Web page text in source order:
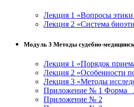
Лекция 1 «Вопросы этики
Лекция 2 «Система
Модуль 3 Методы судебно-
Лекция 1 «Порядок
Лекция 2 «Особенности
Лекция 3 «Методы
Приложение № 1 Форма_
Приложение № 2